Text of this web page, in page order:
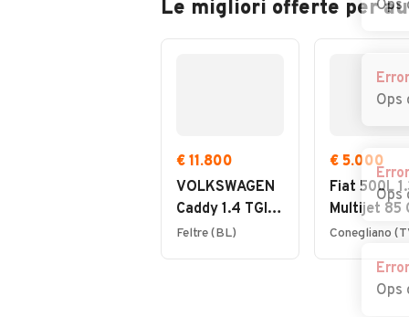
Le migliori offerte per
€ 11.800
VOLKSWAGEN
Caddy 1.4 TGI
Furgone
Feltre (BL)
€ 5.000
Fiat 500L
Multijet 85
Lounge
Conegliano
Ops
Error
Ops
Error
Ops
Error
Ops